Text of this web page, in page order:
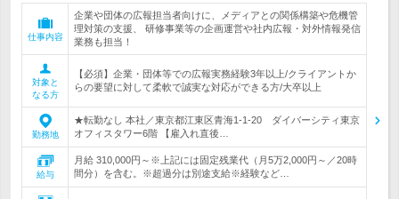
仕事内容
企業や団体の広報担当者向けに、メディアとの関係構築や危機管
理対策の支援、 研修事業等の企画運営や社内広報・対外情報発信
業務も担当！
対象と
なる方
【必須】企業・団体等での広報実務経験3年以上/クライアントか
らの要望に対して柔軟で誠実な対応ができる方/大卒以上
勤務地
★転勤なし 本社／東京都江東区青海1-1-20 ダイバーシティ東京
オフィスタワー6階 【雇入れ直後…
給与
月給 310,000円～※上記には固定残業代（月5万2,000円～／20時
間分）を含む。※超過分は別途支給※経験など…